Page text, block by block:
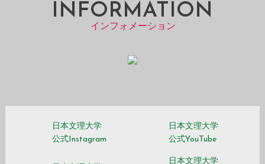
INFORMATION
インフォメーション
日本文理大学
公式Instagram
日本文理大学
公式YouTube
日本文理大学